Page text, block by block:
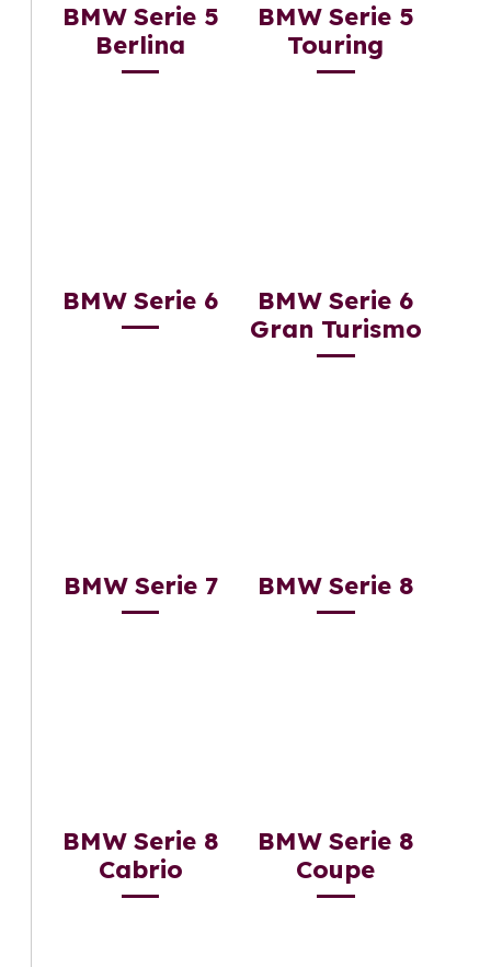
BMW Serie 5
Berlina
BMW Serie 5
Touring
BMW Serie 6
BMW Serie 6
Gran Turismo
BMW Serie 7 BMW Serie 8
BMW Serie 8
Cabrio
BMW Serie 8
Coupe